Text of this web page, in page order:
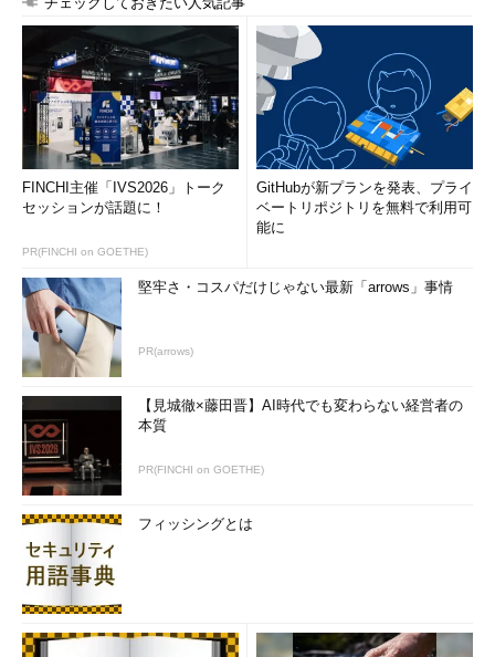
FINCHI主催「IVS2026」トーク
セッションが話題に！
PR(FINCHI on GOETHE)
GitHubが新プランを発表、プライ
ベートリポジトリを無料で利用可
能に
堅牢さ・コスパだけじゃない最新「arrows」事情
PR(arrows)
【見城徹×藤田晋】AI時代でも変わらない経営者の
本質
PR(FINCHI on GOETHE)
フィッシングとは